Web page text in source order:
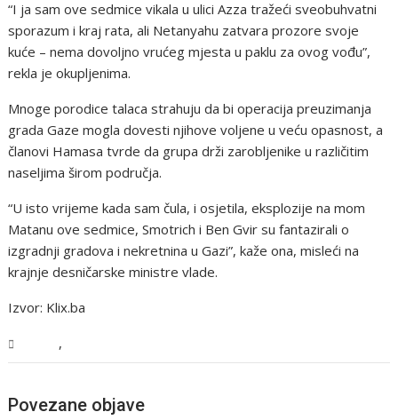
“I ja sam ove sedmice vikala u ulici Azza tražeći sveobuhvatni
sporazum i kraj rata, ali Netanyahu zatvara prozore svoje
kuće – nema dovoljno vrućeg mjesta u paklu za ovog vođu”,
rekla je okupljenima.
Mnoge porodice talaca strahuju da bi operacija preuzimanja
grada Gaze mogla dovesti njihove voljene u veću opasnost, a
članovi Hamasa tvrde da grupa drži zarobljenike u različitim
naseljima širom područja.
“U isto vrijeme kada sam čula, i osjetila, eksplozije na mom
Matanu ove sedmice, Smotrich i Ben Gvir su fantazirali o
izgradnji gradova i nekretnina u Gazi”, kaže ona, misleći na
krajnje desničarske ministre vlade.
Izvor: Klix.ba
,
Povezane objave